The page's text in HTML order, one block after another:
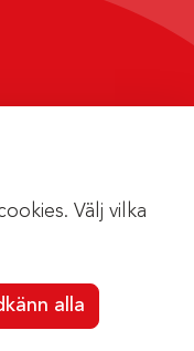
Välj vilka
alla